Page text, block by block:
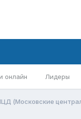
онлайн Лидеры
(Московские